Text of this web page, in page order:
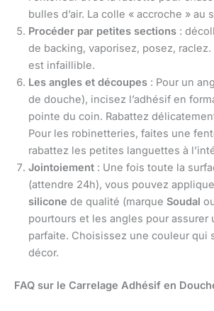
bulles d’air. La colle « accroche » au
Procéder par petites sections :
de backing, vaporisez, posez,
est infaillible.
Les angles et découpes : Pour un
de douche), incisez l’adhésif en
pointe du coin. Rabattez
Pour les robinetteries, faites une
rabattez les petites languettes à
Jointoiement : Une fois toute la
(attendre 24h), vous pouvez
silicone de qualité (marque Soudal
pourtours et les angles pour assurer
parfaite. Choisissez une couleur qui
décor.
FAQ sur le Carrelage Adhésif en